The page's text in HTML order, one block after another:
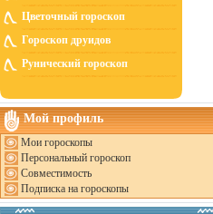
Цветочный гороскоп
Гороскоп друидов
Рунический гороскоп
Мой профиль
Мои гороскопы
Персональный гороскоп
Совместимость
Подписка на гороскопы